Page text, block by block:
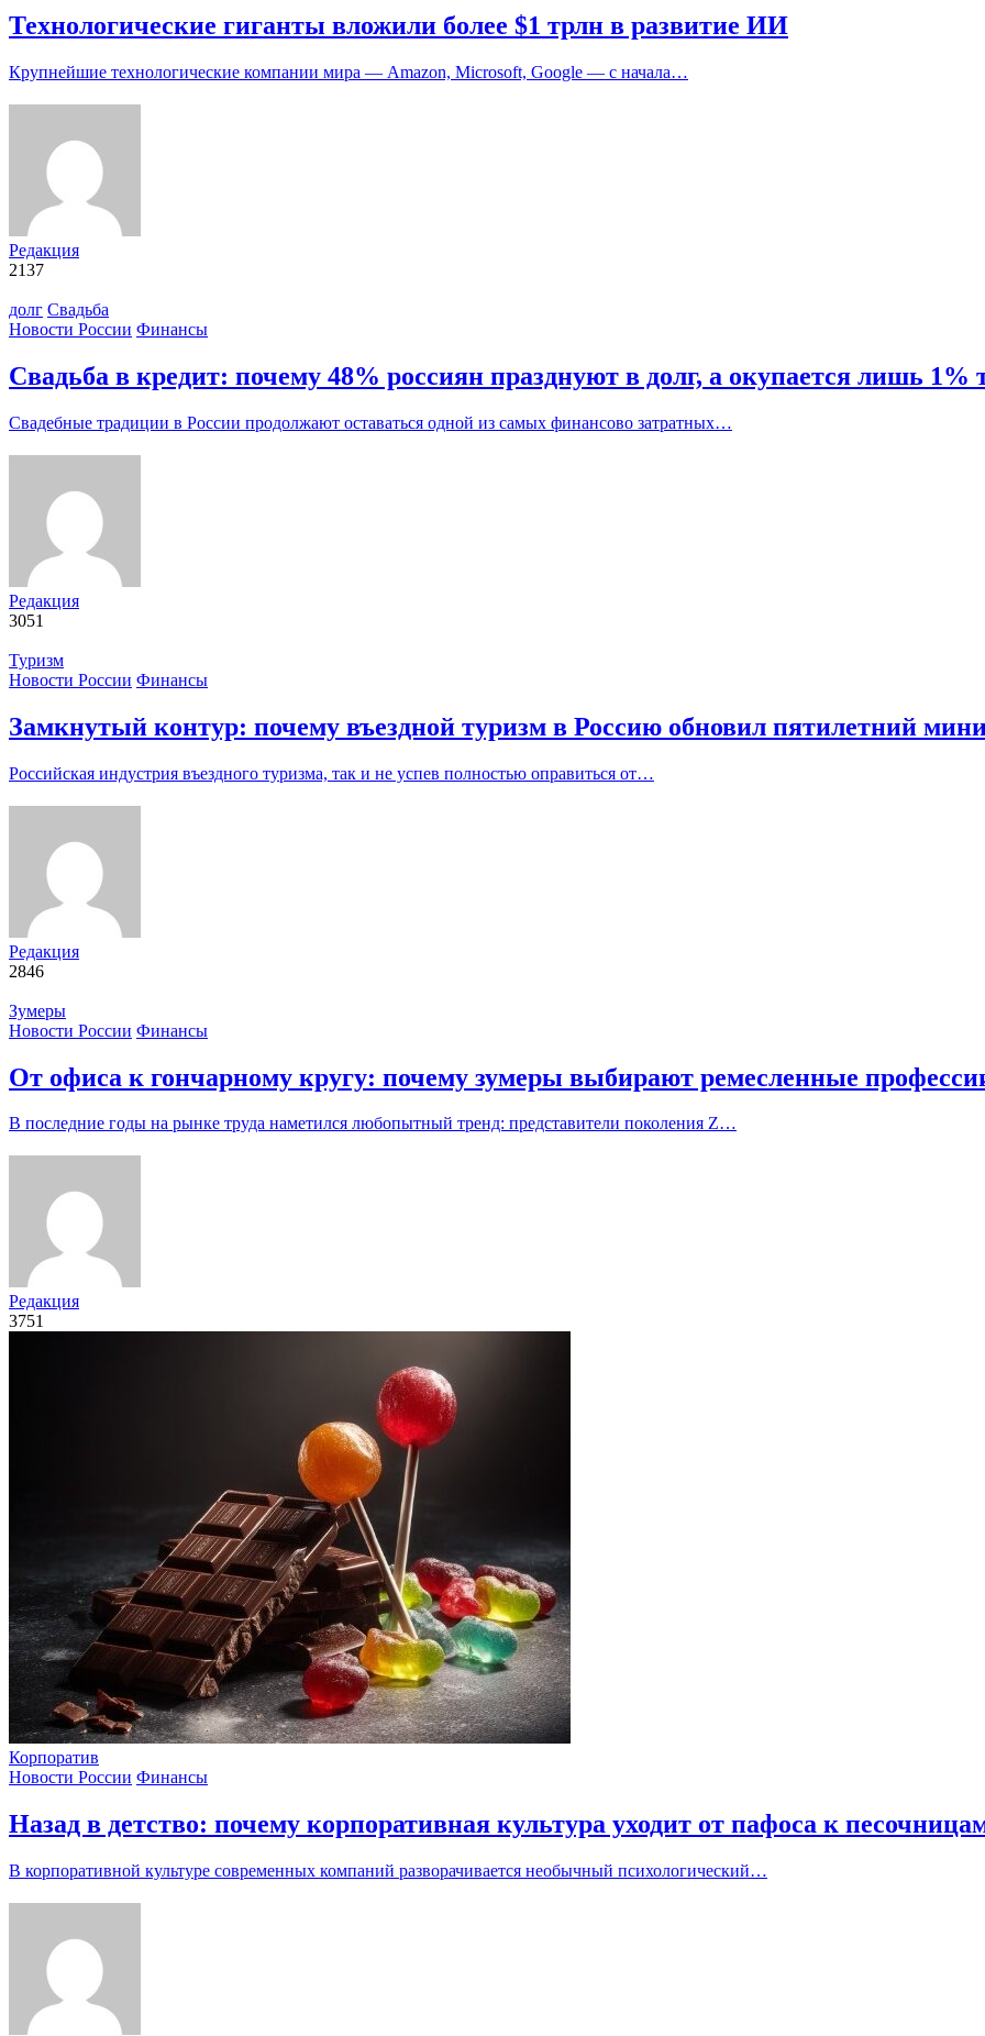
Технологические гиганты вложили более $1 трлн в развитие ИИ
Крупнейшие технологические компании мира — Amazon, Microsoft, Google — с начала…
Редакция
2137
долг Свадьба
Новости России Финансы
Свадьба в кредит: почему 48% россиян празднуют в долг, а окупается лишь 1%
Свадебные традиции в России продолжают оставаться одной из самых финансово затратных…
Редакция
3051
Туризм
Новости России Финансы
Замкнутый контур: почему въездной туризм в Россию обновил пятилетний
Российская индустрия въездного туризма, так и не успев полностью оправиться от…
Редакция
2846
Зумеры
Новости России Финансы
От офиса к гончарному кругу: почему зумеры выбирают ремесленные
В последние годы на рынке труда наметился любопытный тренд: представители поколения Z…
Редакция
3751
Корпоратив
Новости России Финансы
Назад в детство: почему корпоративная культура уходит от пафоса к
В корпоративной культуре современных компаний разворачивается необычный психологический…